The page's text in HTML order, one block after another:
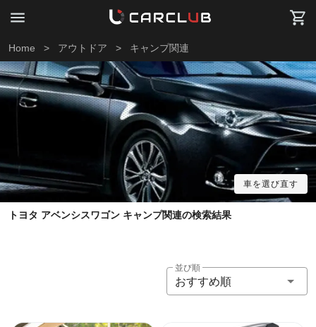
Home > アウトドア > キャンプ関連
車を選び直す
トヨタ アベンシスワゴン キャンプ関連の検索結果
並び順
おすすめ順